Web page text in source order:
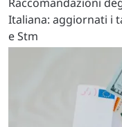
Italiana: aggiornati i
e Stm